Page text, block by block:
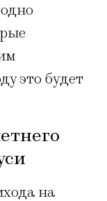
это будет
на